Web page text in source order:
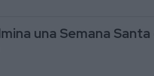
una Semana Santa